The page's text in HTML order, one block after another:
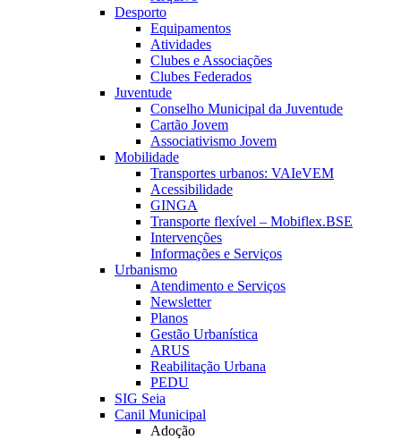
Desporto
Equipamentos
Atividades
Clubes e Associações
Clubes Federados
Juventude
Conselho Municipal da Juventude
Cartão Jovem
Associativismo Jovem
Mobilidade
Transportes urbanos: VAIeVEM
Acessibilidade
GINGA
Transporte flexível – Mobiflex.BSE
Intervenções
Informações e Serviços
Urbanismo
Atendimento e Serviços
Newsletter
Planos
Gestão Urbanística
ARUS
Reabilitação Urbana
PEDU
SIG Seia
Canil Municipal
Adoção